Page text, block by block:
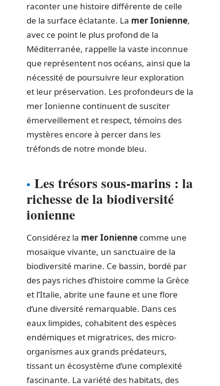
raconter une histoire différente de celle
de la surface éclatante. La mer Ionienne,
avec ce point le plus profond de la
Méditerranée, rappelle la vaste inconnue
que représentent nos océans, ainsi que la
nécessité de poursuivre leur exploration
et leur préservation. Les profondeurs de la
mer Ionienne continuent de susciter
émerveillement et respect, témoins des
mystères encore à percer dans les
tréfonds de notre monde bleu.
Les trésors sous-marins : la
richesse de la biodiversité
ionienne
Considérez la mer Ionienne comme une
mosaïque vivante, un sanctuaire de la
biodiversité marine. Ce bassin, bordé par
des pays riches d’histoire comme la Grèce
et l’Italie, abrite une faune et une flore
d’une diversité remarquable. Dans ces
eaux limpides, cohabitent des espèces
endémiques et migratrices, des micro-
organismes aux grands prédateurs,
tissant un écosystème d’une complexité
fascinante. La variété des habitats, des